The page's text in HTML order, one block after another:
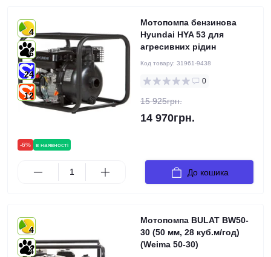
-6% в наявності
4
6
24
12
Мотопомпа бензинова
Hyundai HYA 53 для
агресивних рідин
Код товару: 31961-9438
0
15 925грн.
14 970грн.
До кошика
4
4
Мотопомпа BULAT BW50-
30 (50 мм, 28 куб.м/год)
(Weima 50-30)